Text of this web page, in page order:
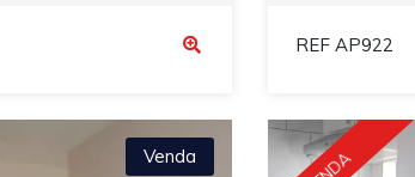
REF AP922
Venda